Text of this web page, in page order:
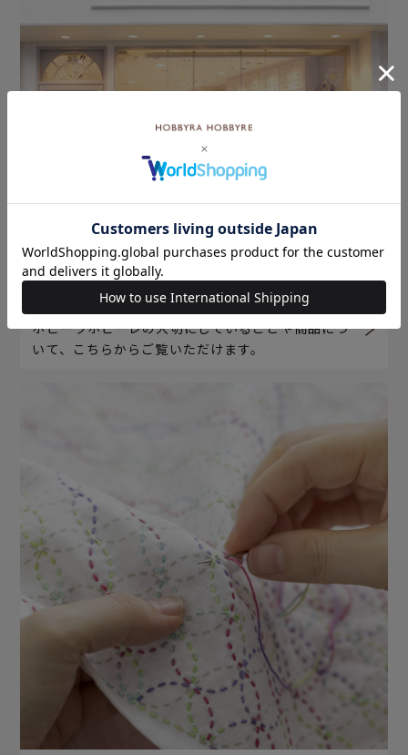
ホビーラホビーレについて
ホビーラホビーレの大切にしていることや商品につ
いて、こちらからご覧いただけます。